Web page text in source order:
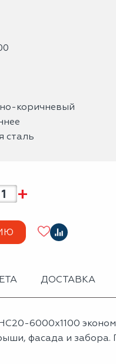
коричневый
сталь
+
ДОСТАВКА
6000х1100
фасада и забора.